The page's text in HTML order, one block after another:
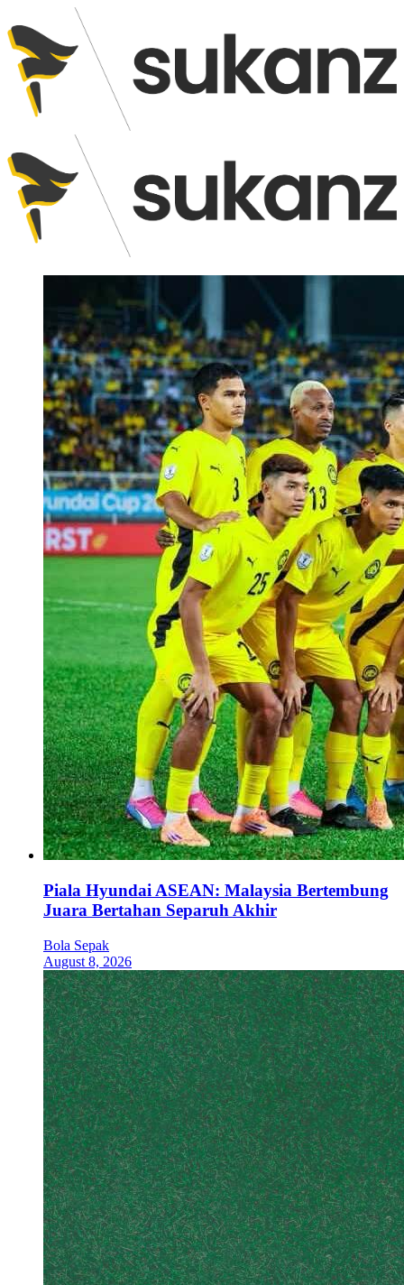
Piala Hyundai ASEAN: Malaysia Bertembung
Juara Bertahan Separuh Akhir
Bola Sepak
August 8, 2026